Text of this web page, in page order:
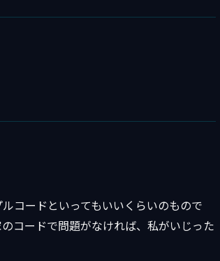
コードといってもいいくらいのもので
コードで問題がなければ、私がいじった